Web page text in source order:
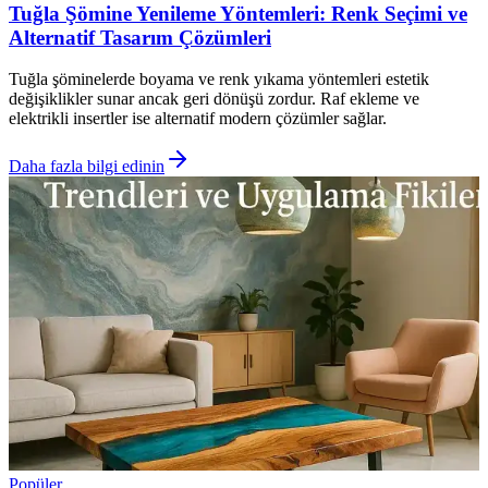
Tuğla Şömine Yenileme Yöntemleri: Renk Seçimi ve
Alternatif Tasarım Çözümleri
Tuğla şöminelerde boyama ve renk yıkama yöntemleri estetik
değişiklikler sunar ancak geri dönüşü zordur. Raf ekleme ve
elektrikli insertler ise alternatif modern çözümler sağlar.
Daha fazla bilgi edinin